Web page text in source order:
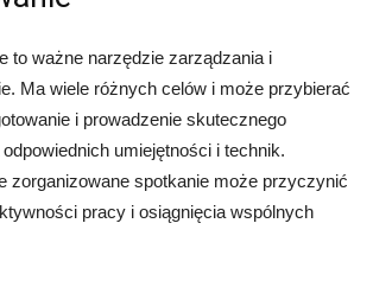
to ważne narzędzie zarządzania i
Ma wiele różnych celów i może przybierać
i prowadzenie skutecznego
umiejętności i technik.
zorganizowane spotkanie może przyczynić
pracy i osiągnięcia wspólnych